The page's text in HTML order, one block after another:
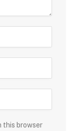
this browser